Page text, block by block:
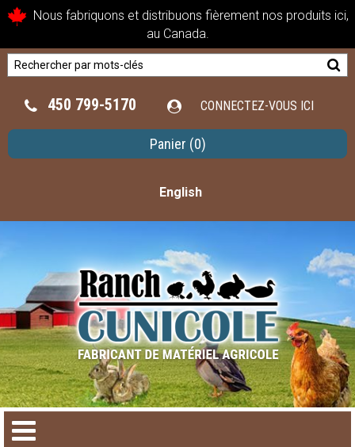
Nous fabriquons et distribuons fièrement nos produits ici,
au Canada.
450 799-5170 CONNECTEZ-VOUS ICI
Panier (0)
English